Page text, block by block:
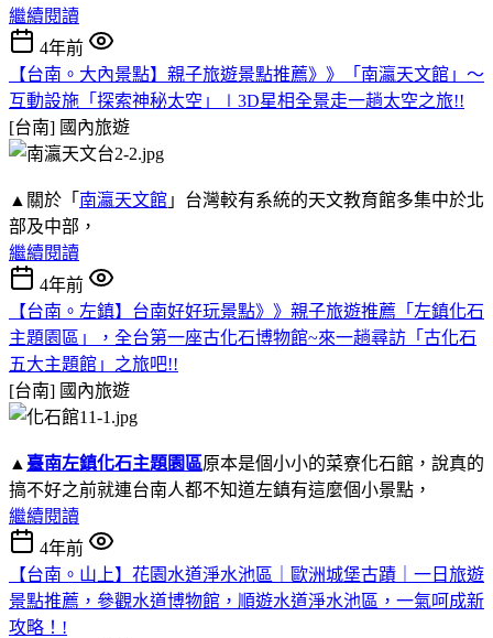
繼續閱讀
4年前
【台南。大內景點】親子旅遊景點推薦》》「南瀛天文館」～
互動設施「探索神秘太空」∣3D星相全景走一趟太空之旅!!
[台南] 國內旅遊
▲關於「 南瀛天文館 」台灣較有系統的天文教育館多集中於北
部及中部，
繼續閱讀
4年前
【台南。左鎮】台南好好玩景點》》親子旅遊推薦「左鎮化石
主題園區」，全台第一座古化石博物館~來一趟尋訪「古化石
五大主題館」之旅吧!!
[台南] 國內旅遊
▲ 臺南左鎮化石主題園區原本是個小小的菜寮化石館，說真的
搞不好之前就連台南人都不知道左鎮有這麼個小景點，
繼續閱讀
4年前
【台南。山上】花園水道淨水池區｜歐洲城堡古蹟｜一日旅遊
景點推薦，參觀水道博物館，順遊水道淨水池區，一氣呵成新
攻略！!